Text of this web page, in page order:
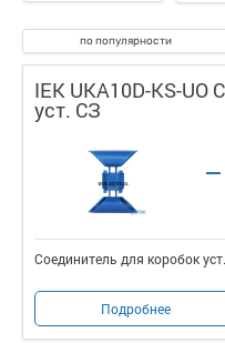
по популярности
IEK UKA10D-KS-UO
уст. СЗ
Соединитель для коробок
Подробнее